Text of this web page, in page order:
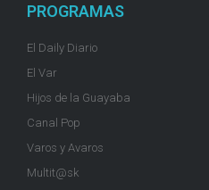
PROGRAMAS
El Daily Diario
El Var
Hijos de la Guayaba
Canal Pop
Varos y Avaros
Multit@sk